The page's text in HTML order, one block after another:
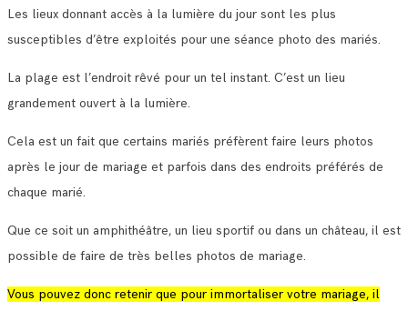
Les lieux donnant accès à la lumière du jour sont les plus
susceptibles d’être exploités pour une séance photo des mariés.
La plage est l’endroit rêvé pour un tel instant. C’est un lieu
grandement ouvert à la lumière.
Cela est un fait que certains mariés préfèrent faire leurs photos
après le jour de mariage et parfois dans des endroits préférés de
chaque marié.
Que ce soit un amphithéâtre, un lieu sportif ou dans un château, il est
possible de faire de très belles photos de mariage.
Vous pouvez donc retenir que pour immortaliser votre mariage, il